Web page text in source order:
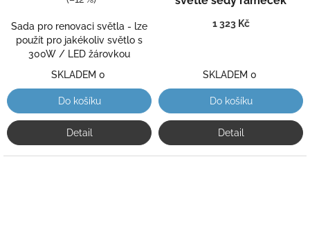
Sada pro renovaci světla - lze
použít pro jakékoliv světlo s
300W / LED žárovkou
SKLADEM 0
Do košíku
Detail
1 323 Kč
SKLADEM 0
Do košíku
Detail